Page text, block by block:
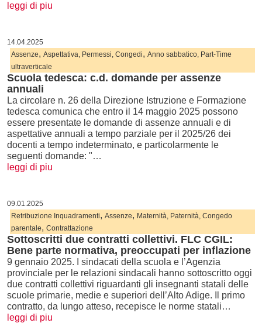
leggi di piu
14.04.2025
Assenze, Aspettativa, Permessi, Congedi, Anno sabbatico, Part-Time
ultraverticale
Scuola tedesca: c.d. domande per assenze
annuali
La circolare n. 26 della Direzione Istruzione e Formazione
tedesca comunica che entro il 14 maggio 2025 possono
essere presentate le domande di assenze annuali e di
aspettative annuali a tempo parziale per il 2025/26 dei
docenti a tempo indeterminato, e particolarmente le
seguenti domande: "…
leggi di piu
09.01.2025
Retribuzione Inquadramenti, Assenze, Maternità, Paternità, Congedo
parentale, Contrattazione
Sottoscritti due contratti collettivi. FLC CGIL:
Bene parte normativa, preoccupati per inflazione
9 gennaio 2025. I sindacati della scuola e l’Agenzia
provinciale per le relazioni sindacali hanno sottoscritto oggi
due contratti collettivi riguardanti gli insegnanti statali delle
scuole primarie, medie e superiori dell’Alto Adige. Il primo
contratto, da lungo atteso, recepisce le norme statali…
leggi di piu